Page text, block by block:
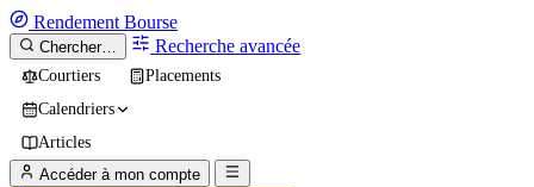
Rendement Bourse
Chercher… Recherche avancée
Courtiers
Placements
Calendriers
Articles
Accéder à mon compte